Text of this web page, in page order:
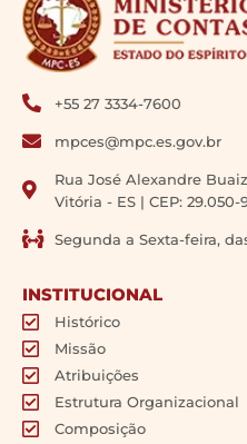
+55 27 3334-7600
mpces@mpc.es.gov.br
Rua José Alexandre
Vitória - ES | CEP: 29.050-
Segunda a Sexta-feira,
INSTITUCIONAL
Histórico
Missão
Atribuições
Estrutura Organizacional
Composição